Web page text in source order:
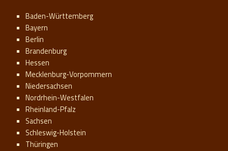
Baden-Württemberg
Bayern
Berlin
Brandenburg
Hessen
Mecklenburg-Vorpommern
Niedersachsen
Nordrhein-Westfalen
Rheinland-Pfalz
Sachsen
Schleswig-Holstein
Thüringen